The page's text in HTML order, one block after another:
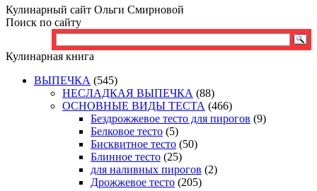
Кулинарный сайт Ольги Смирновой
Поиск по сайту
Кулинарная книга
ВЫПЕЧКА (545)
НЕСЛАДКАЯ ВЫПЕЧКА (88)
ОСНОВНЫЕ ВИДЫ ТЕСТА (466)
Бездрожжевое тесто для пирогов (9)
Белковое тесто (5)
Бисквитное тесто (50)
Блинное тесто (25)
для наливных пирогов (2)
Дрожжевое тесто (205)